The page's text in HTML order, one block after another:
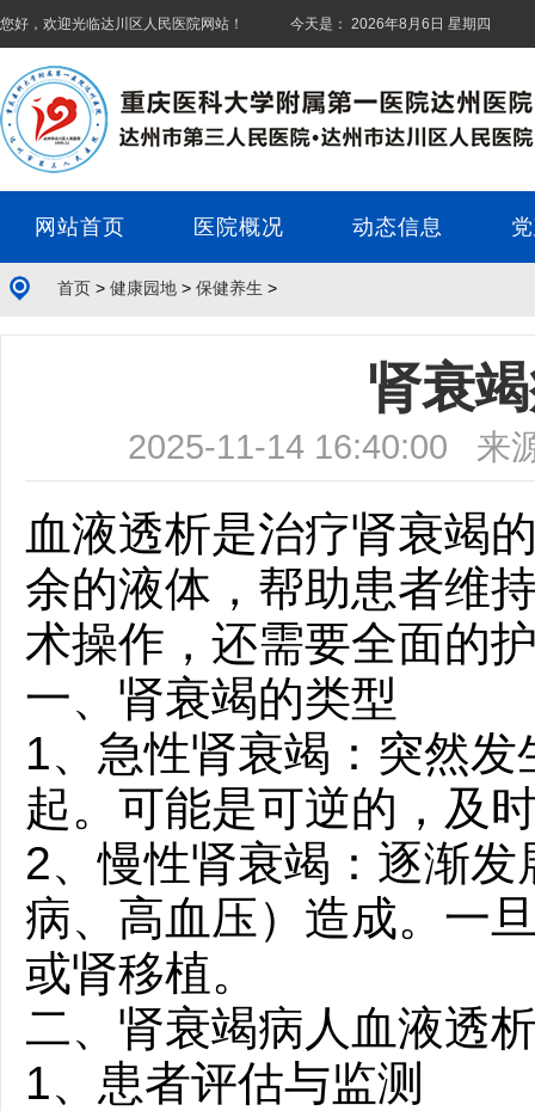
您好，欢迎光临达川区人民医院网站！ 今天是： 2026年8月6日 星期四
网站首页 医院概况 动态信息
首页 > 健康园地 > 保健养生 >
肾衰
2025-11-14 16:40:00 来
血液透析是治疗肾衰竭
余的液体，帮助患者维
术操作，还需要全面的
一、肾衰竭的类型
1、急性肾衰竭：突然
起。可能是可逆的，及
2、慢性肾衰竭：逐渐
病、高血压）造成。一
或肾移植。
二、肾衰竭病人血液透
1、患者评估与监测